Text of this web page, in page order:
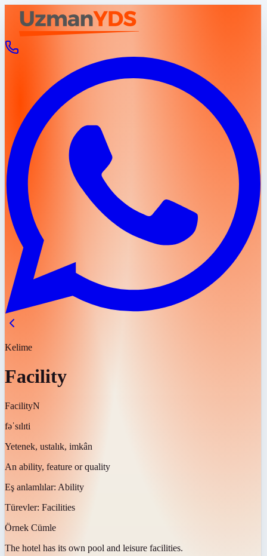
Kelime
Facility
FacilityN
fəˈsɪlɪti
Yetenek, ustalık, imkân
An ability, feature or quality
Eş anlamlılar: Ability
Türevler: Facilities
Örnek Cümle
The hotel has its own pool and leisure facilities.